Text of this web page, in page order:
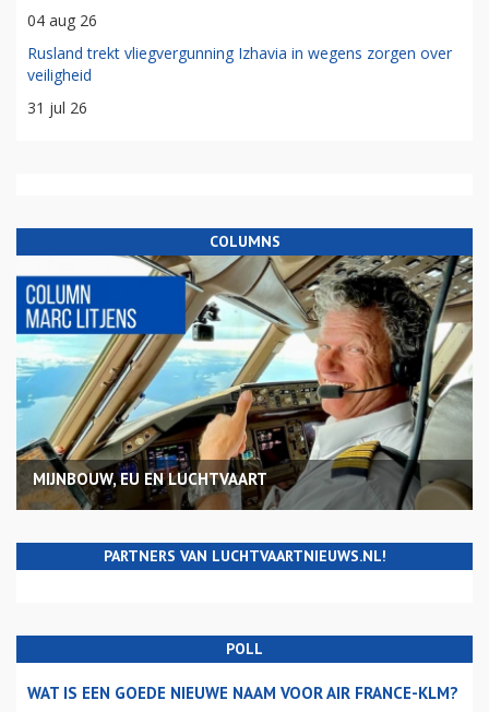
04 aug 26
Rusland trekt vliegvergunning Izhavia in wegens zorgen over
veiligheid
31 jul 26
COLUMNS
MIJNBOUW, EU EN LUCHTVAART
PARTNERS VAN LUCHTVAARTNIEUWS.NL!
POLL
WAT IS EEN GOEDE NIEUWE NAAM VOOR AIR FRANCE-KLM?